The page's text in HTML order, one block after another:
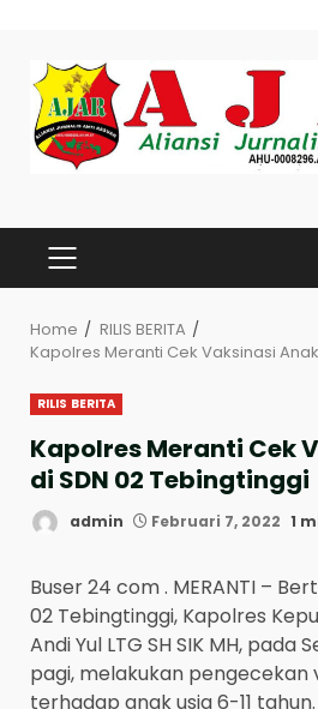
content
PRIMARY
MENU
Home
RILIS BERITA
Kapolres Meranti Cek Vaksinasi
RILIS BERITA
Kapolres Meranti Cek
di SDN 02 Tebingtinggi
admin Februari 7, 2022 1
Buser 24 com . MERANTI –
02 Tebingtinggi, Kapolres
Andi Yul LTG SH SIK MH, pada
pagi, melakukan pengecekan
terhadap anak usia 6-11 tahun.